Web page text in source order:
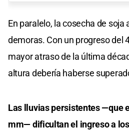
En paralelo, la cosecha de
demoras. Con un progreso del
mayor atraso de la última
altura debería haberse
Las lluvias persistentes —que
mm— dificultan el ingreso a